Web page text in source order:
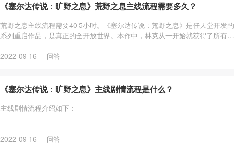
《塞尔达传说：旷野之息》荒野之息主线流程需要多久？
荒野之息主线流程需要40.5小时。《塞尔达传说：荒野之息》是任天堂开发的
系列重启作品，是真正的全开放世界。本作中，林克从一开始就获得了所有道
2022-09-16
问答
《塞尔达传说：旷野之息》主线剧情流程是什么？
主线剧情流程介绍如下：
2022-09-16 问答